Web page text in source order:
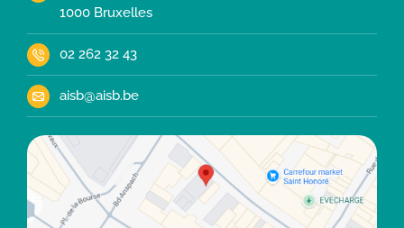
1000 Bruxelles
02 262 32 43
aisb@aisb.be